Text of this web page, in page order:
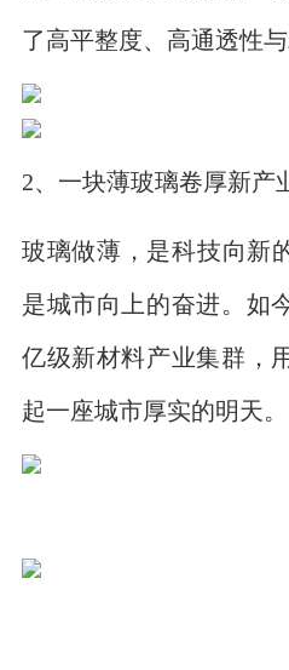
了高平整度、高通透性与
2、一块薄玻璃卷厚新产
玻璃做薄，是科技向新
是城市向上的奋进。如
亿级新材料产业集群，
起一座城市厚实的明天。